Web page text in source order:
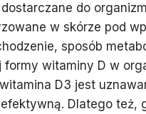
do
w skórze pod
sposób
witaminy D w
D3 jest
Dlatego też,